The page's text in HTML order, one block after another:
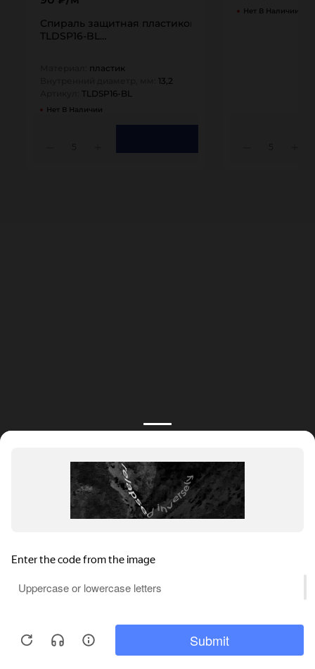
Спираль защитная пластиковая для шлангов, тип
TLDSP16-BL…
пластик
13,2
TLDSP16-BL
Нет В Наличии
Нет В Наличии